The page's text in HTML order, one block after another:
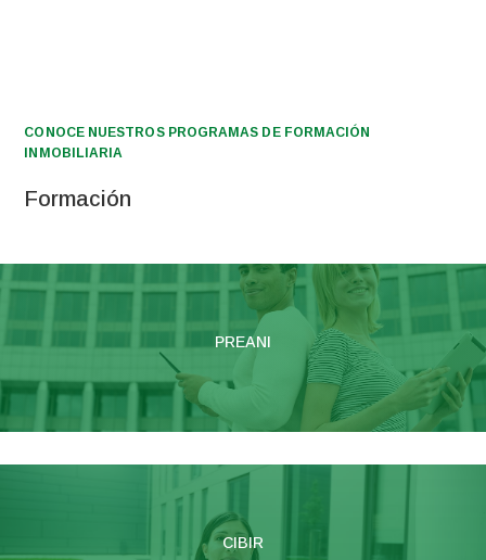
CONOCE NUESTROS PROGRAMAS DE FORMACIÓN
INMOBILIARIA
Formación
PREANI
CIBIR